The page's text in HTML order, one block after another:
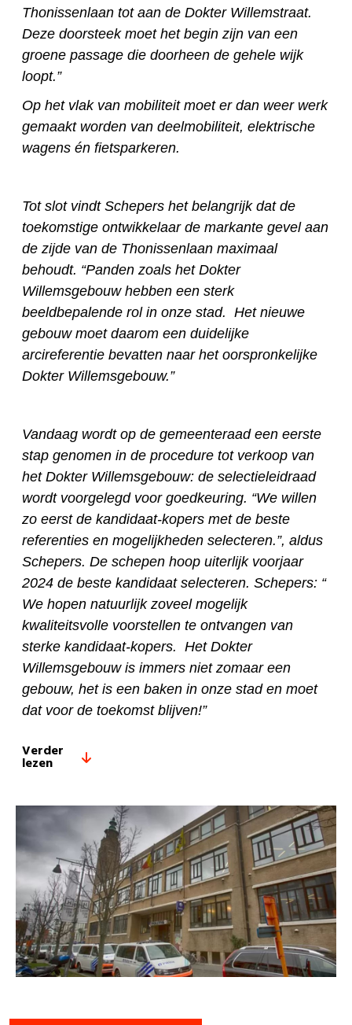
Thonissenlaan tot aan de Dokter Willemstraat.
Deze doorsteek moet het begin zijn van een
groene passage die doorheen de gehele wijk
loopt.”
Op het vlak van mobiliteit moet er dan weer werk
gemaakt worden van deelmobiliteit, elektrische
wagens én fietsparkeren.
Tot slot vindt Schepers het belangrijk dat de
toekomstige ontwikkelaar de markante gevel aan
de zijde van de Thonissenlaan maximaal
behoudt. “Panden zoals het Dokter
Willemsgebouw hebben een sterk
beeldbepalende rol in onze stad. Het nieuwe
gebouw moet daarom een duidelijke
arcireferentie bevatten naar het oorspronkelijke
Dokter Willemsgebouw.”
Vandaag wordt op de gemeenteraad een eerste
stap genomen in de procedure tot verkoop van
het Dokter Willemsgebouw: de selectieleidraad
wordt voorgelegd voor goedkeuring. “We willen
zo eerst de kandidaat-kopers met de beste
referenties en mogelijkheden selecteren.”, aldus
Schepers. De schepen hoop uiterlijk voorjaar
2024 de beste kandidaat selecteren. Schepers: “
We hopen natuurlijk zoveel mogelijk
kwaliteitsvolle voorstellen te ontvangen van
sterke kandidaat-kopers. Het Dokter
Willemsgebouw is immers niet zomaar een
gebouw, het is een baken in onze stad en moet
dat voor de toekomst blijven!”
Verder
lezen